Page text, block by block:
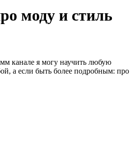
моду и стиль
канале я могу научить любую
а если быть более подробным: про